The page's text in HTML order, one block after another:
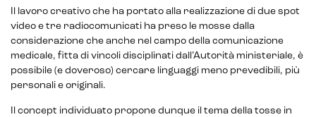
Il lavoro creativo che ha portato alla realizzazione di due spot
video e tre radiocomunicati ha preso le mosse dalla
considerazione che anche nel campo della comunicazione
medicale, fitta di vincoli disciplinati dall’Autorità ministeriale, è
possibile (e doveroso) cercare linguaggi meno prevedibili, più
personali e originali.
Il concept individuato propone dunque il tema della tosse in